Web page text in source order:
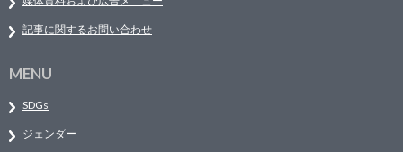
記事に関するお問い合わせ
MENU
SDGs
ジェンダー